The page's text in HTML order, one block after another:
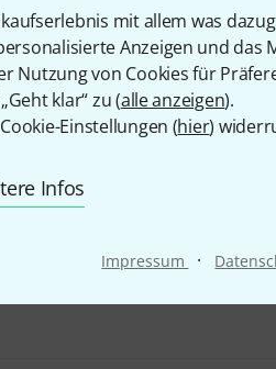
mit allem was
Anzeigen und das
Nutzung von Cookies für
klar“ zu (alle anzeigen).
Einstellungen (hier)
Infos
Impressum ·
Nein